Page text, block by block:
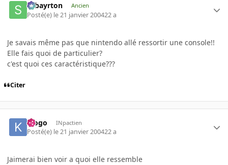
sebayrton Ancien
Posté(e) le 21 janvier 200422 a
Je savais même pas que nintendo allé ressortir une console!!
Elle fais quoi de particulier?
c'est quoi ces caractéristique???
Citer
klogo INpactien
Posté(e) le 21 janvier 200422 a
Jaimerai bien voir a quoi elle ressemble